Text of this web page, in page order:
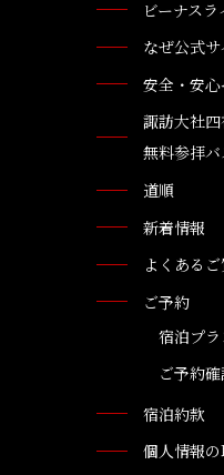
ビーナスラ
なぜ公式
安全・安
諏訪大社四
無料参拝バ
道順
新着情報
よくある
ご予約
宿泊プラ
ご予約
宿泊約款
個人情報